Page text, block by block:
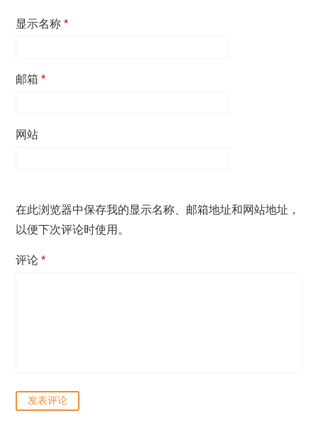
显示名称*
邮箱*
网站
在此浏览器中保存我的显示名称、邮箱地址和网站地址，
以便下次评论时使用。
评论*